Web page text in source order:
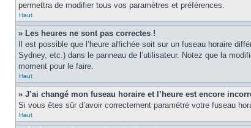
permettra de modifier tous vos paramètres et préférences.
Haut
» Les heures ne sont pas correctes !
Il est possible que l’heure affichée soit sur un fuseau horaire
Sydney, etc.) dans le panneau de l’utilisateur. Notez que la
moment pour le faire.
Haut
» J’ai changé mon fuseau horaire et l’heure est encore
Si vous êtes sûr d’avoir correctement paramétré votre fuseau
Haut